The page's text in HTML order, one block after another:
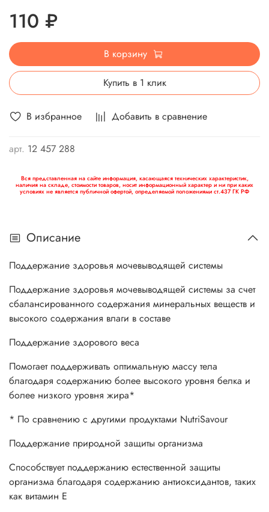
В избранное Добавить в сравнение
арт. 12 457 288
110 ₽
В корзину
Купить в 1 клик
Вся представленная на сайте информация, касающаяся технических характеристик,
наличия на складе, стоимости товаров, носит информационный характер и ни при каких
условиях не является публичной офертой, определяемой положениями ст.437 ГК РФ
Описание
Поддержание здоровья мочевыводящей системы
Поддержание здоровья мочевыводящей системы за счет
сбалансированного содержания минеральных веществ и
высокого содержания влаги в составе
Поддержание здорового веса
Помогает поддерживать оптимальную массу тела
благодаря содержанию более высокого уровня белка и
более низкого уровня жира*
* По сравнению с другими продуктами NutriSavour
Поддержание природной защиты организма
Способствует поддержанию естественной защиты
организма благодаря содержанию антиоксидантов, таких
как витамин Е